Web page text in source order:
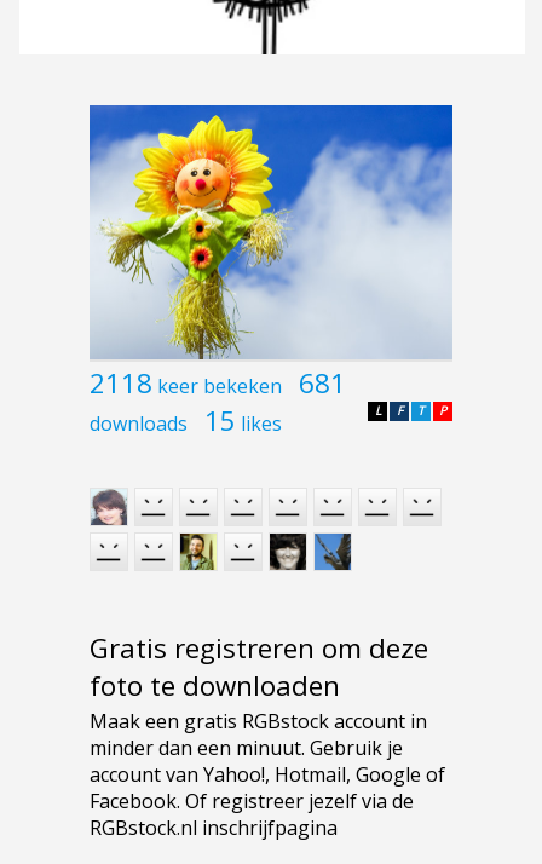
2118 keer bekeken 681
downloads 15 likes P
T
F
L
Gratis registreren om deze
foto te downloaden